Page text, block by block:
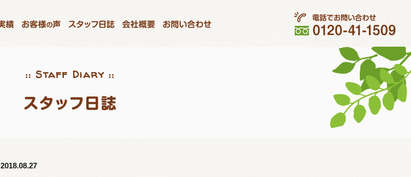
:: Staff Diary ::
2018.08.27